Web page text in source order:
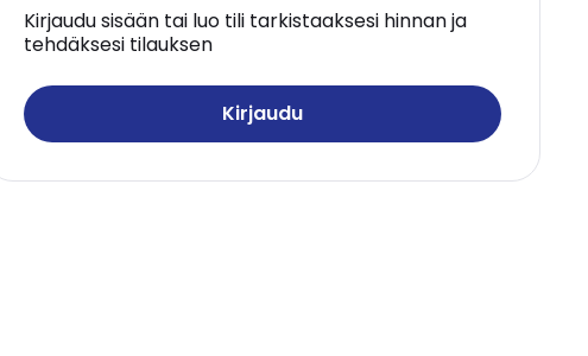
Kirjaudu sisään tai luo tili tarkistaaksesi hinnan ja
tehdäksesi tilauksen
Kirjaudu